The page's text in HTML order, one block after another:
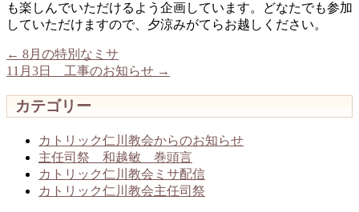
も楽しんでいただけるよう企画しています。どなたでも参加
していただけますので、夕涼みがてらお越しください。
← 8月の特別なミサ
11月3日 工事のお知らせ →
カテゴリー
カトリック仁川教会からのお知らせ
主任司祭 和越敏 巻頭言
カトリック仁川教会ミサ配信
カトリック仁川教会主任司祭